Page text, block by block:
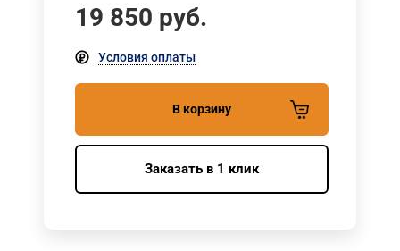
19 850 руб.
Условия оплаты
В корзину
Заказать в 1 клик